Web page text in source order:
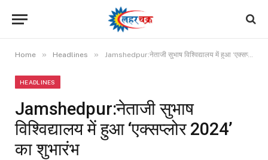
Home » Headlines » Jamshedpur:नेताजी सुभाष विश्विद्यालय में हुआ ‘एक्सप्लोर 2024’ का शुभारंभ
HEADLINES
Jamshedpur:नेताजी सुभाष
विश्विद्यालय में हुआ ‘एक्सप्लोर 2024’
का शुभारंभ